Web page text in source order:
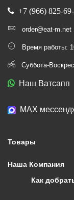
+7 (966) 825-
order@eat-m.net
Время работы:
Суббота-
Наш Ватсапп
МАХ
Товары
Наша Компания
Как